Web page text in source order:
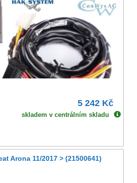
5 242 Kč
skladem v centrálním skladu
Arona 11/2017 > (21500641)